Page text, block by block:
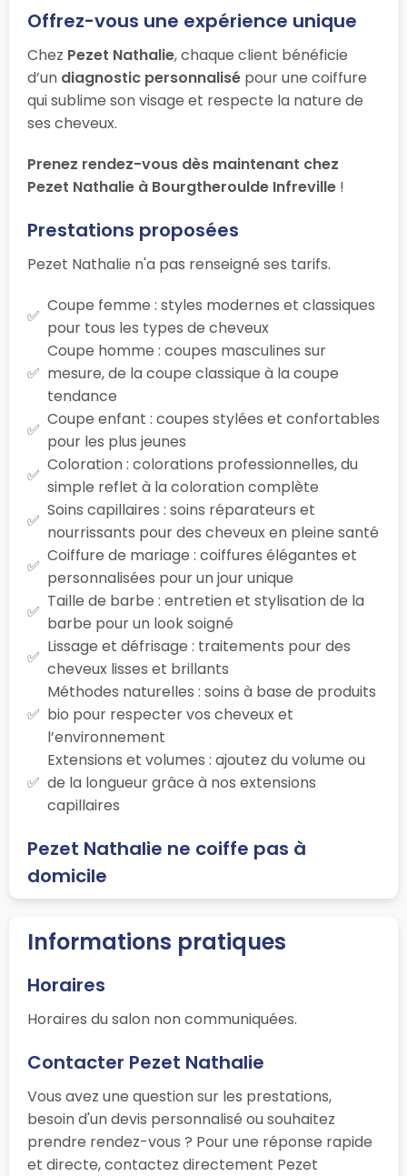
Offrez-vous une expérience unique
Chez Pezet Nathalie, chaque client bénéficie
d’un diagnostic personnalisé pour une coiffure
qui sublime son visage et respecte la nature de
ses cheveux.
Prenez rendez-vous dès maintenant chez
Pezet Nathalie à Bourgtheroulde Infreville !
Prestations proposées
Pezet Nathalie n'a pas renseigné ses tarifs.
Coupe femme : styles modernes et classiques
pour tous les types de cheveux
Coupe homme : coupes masculines sur
mesure, de la coupe classique à la coupe
tendance
Coupe enfant : coupes stylées et confortables
pour les plus jeunes
Coloration : colorations professionnelles, du
simple reflet à la coloration complète
Soins capillaires : soins réparateurs et
nourrissants pour des cheveux en pleine santé
Coiffure de mariage : coiffures élégantes et
personnalisées pour un jour unique
Taille de barbe : entretien et stylisation de la
barbe pour un look soigné
Lissage et défrisage : traitements pour des
cheveux lisses et brillants
Méthodes naturelles : soins à base de produits
bio pour respecter vos cheveux et
l’environnement
Extensions et volumes : ajoutez du volume ou
de la longueur grâce à nos extensions
capillaires
Pezet Nathalie ne coiffe pas à
domicile
Informations pratiques
Horaires
Horaires du salon non communiquées.
Contacter Pezet Nathalie
Vous avez une question sur les prestations,
besoin d'un devis personnalisé ou souhaitez
prendre rendez-vous ? Pour une réponse rapide
et directe, contactez directement Pezet